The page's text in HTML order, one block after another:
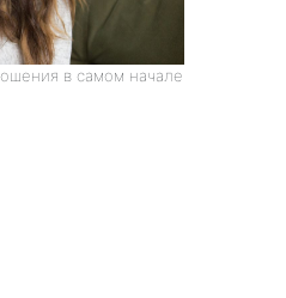
в самом начале